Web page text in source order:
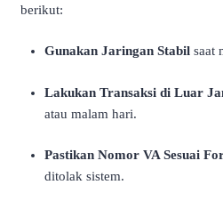
berikut:
Gunakan Jaringan Stabil saat
Lakukan Transaksi di Luar
atau malam hari.
Pastikan Nomor VA Sesuai
ditolak sistem.